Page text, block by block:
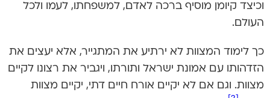
וכיצד קיומן מוסיף ברכה לאדם, למשפחתו, לעמו ולכל
העולם.
כך לימוד המצוות לא ירתיע את המתגייר, אלא יעצים את
הזדהותו עם אמונת ישראל ותורתו, ויגביר את רצונו לקיים
מצוות. וגם אם לא יקיים אורח חיים דתי, יקיים מצוות